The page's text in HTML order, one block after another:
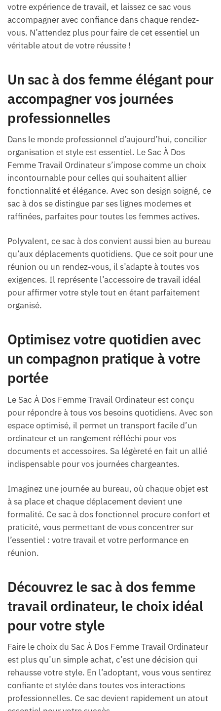
votre expérience de travail, et laissez ce sac vous
accompagner avec confiance dans chaque rendez-
vous. N’attendez plus pour faire de cet essentiel un
véritable atout de votre réussite !
Un sac à dos femme élégant pour
accompagner vos journées
professionnelles
Dans le monde professionnel d’aujourd’hui, concilier
organisation et style est essentiel. Le Sac À Dos
Femme Travail Ordinateur s’impose comme un choix
incontournable pour celles qui souhaitent allier
fonctionnalité et élégance. Avec son design soigné, ce
sac à dos se distingue par ses lignes modernes et
raffinées, parfaites pour toutes les femmes actives.
Polyvalent, ce sac à dos convient aussi bien au bureau
qu’aux déplacements quotidiens. Que ce soit pour une
réunion ou un rendez-vous, il s’adapte à toutes vos
exigences. Il représente l’accessoire de travail idéal
pour affirmer votre style tout en étant parfaitement
organisé.
Optimisez votre quotidien avec
un compagnon pratique à votre
portée
Le Sac À Dos Femme Travail Ordinateur est conçu
pour répondre à tous vos besoins quotidiens. Avec son
espace optimisé, il permet un transport facile d’un
ordinateur et un rangement réfléchi pour vos
documents et accessoires. Sa légèreté en fait un allié
indispensable pour vos journées chargeantes.
Imaginez une journée au bureau, où chaque objet est
à sa place et chaque déplacement devient une
formalité. Ce sac à dos fonctionnel procure confort et
praticité, vous permettant de vous concentrer sur
l’essentiel : votre travail et votre performance en
réunion.
Découvrez le sac à dos femme
travail ordinateur, le choix idéal
pour votre style
Faire le choix du Sac À Dos Femme Travail Ordinateur
est plus qu’un simple achat, c’est une décision qui
rehausse votre style. En l’adoptant, vous vous sentirez
confiante et stylée dans toutes vos interactions
professionnelles. Ce sac devient rapidement un atout